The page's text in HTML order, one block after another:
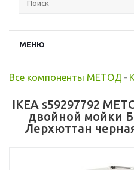
МЕНЮ
Все компоненты МЕТОД -
IKEA s59297792
двойной мойки
Лерхюттан